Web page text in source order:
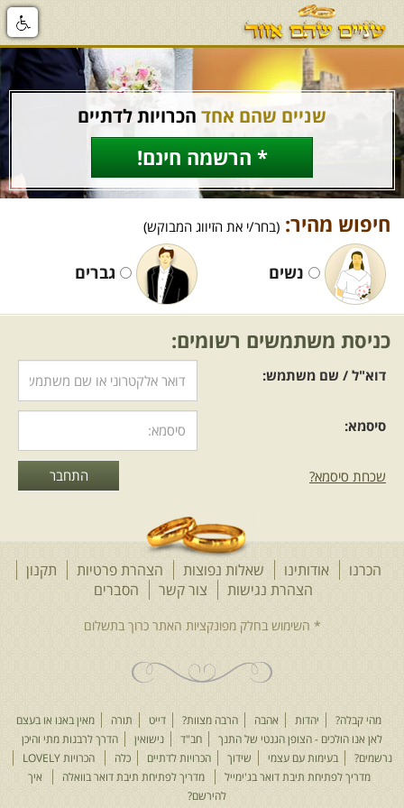
שניים שהם אחד הכרויות לדתיים
* הרשמה חינם!
חיפוש מהיר: (בחר/י את הזיווג המבוקש)
נשים גברים
כניסת משתמשים רשומים:
דוא"ל / שם משתמש:
סיסמא:
שכחת סיסמא?
הכרנו אודותינו שאלות נפוצות הצהרת פרטיות
תקנון
הצהרת נגישות
צור קשר הסברים
מהי קבלה? יהדות אהבה הרבה מצוות? דייט תורה
מאין באנו או בעצם
לאן אנו הולכים - הצופן הגנטי של התנך
חב"ד נישואין
הדרך לרבנות מתי והיכן
נרשמים?
בעימות עם עצמי שידוך הכרויות לדתיים כלה
הכרויות LOVELY
מדריך לפתיחת תיבת דואר בג'ימייל
מדריך לפתיחת תיבת דואר בוואלה
איך
להירשם?